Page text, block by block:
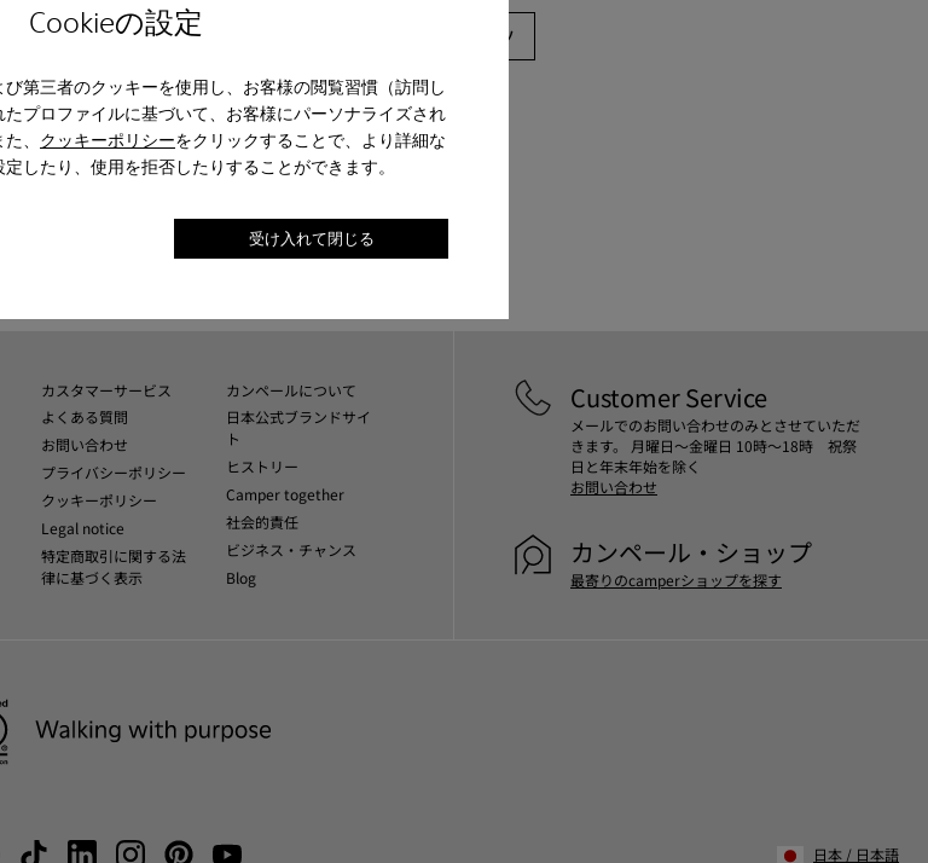
Cookieの設定
第三者のクッキーを使用し、お客様の閲覧習慣（訪問し
プロファイルに基づいて、お客様にパーソナライズされ
、 クッキーポリシーをクリックすることで、より詳細な
したり、使用を拒否したりすることができます。
受け入れて閉じる
ューズ Lace-Up
ブーツ
スニーカー フォーマルシューズ
カスタマーサービス
よくある質問
お問い合わせ
プライバシーポリシー
クッキーポリシー
Legal notice
特定商取引に関する法
律に基づく表示
カンペールについて
日本公式ブランドサイ
ト
ヒストリー
Camper together
社会的責任
ビジネス・チャンス
Blog
Customer Service
メールでのお問い合わせのみとさせていただ
きます。 月曜日～金曜日 10時～18時 祝祭
日と年末年始を除く
お問い合わせ
カンペール・ショップ
最寄りのcamperショップを探す
日本 / 日本語